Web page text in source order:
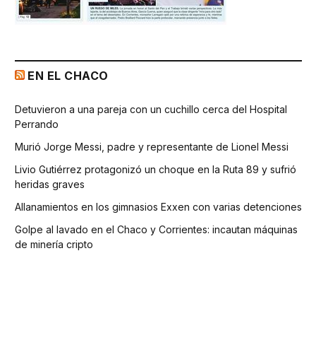
EN EL CHACO
Detuvieron a una pareja con un cuchillo cerca del Hospital
Perrando
Murió Jorge Messi, padre y representante de Lionel Messi
Livio Gutiérrez protagonizó un choque en la Ruta 89 y sufrió
heridas graves
Allanamientos en los gimnasios Exxen con varias detenciones
Golpe al lavado en el Chaco y Corrientes: incautan máquinas
de minería cripto